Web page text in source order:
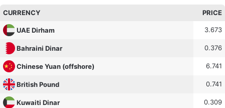
CURRENCY PRICE
UAE Dirham 3.673
Bahraini Dinar 0.376
Chinese Yuan (offshore) 6.741
British Pound 0.741
Kuwaiti Dinar 0.309